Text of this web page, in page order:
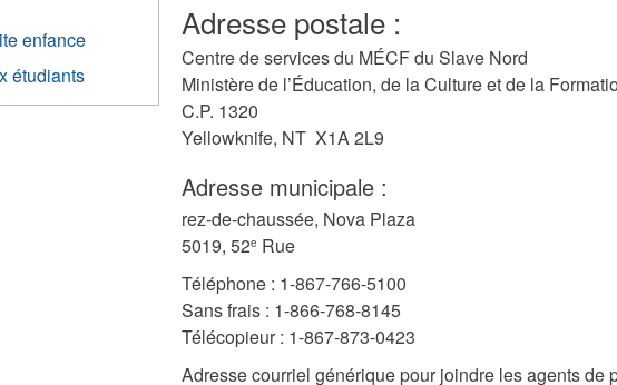
Adresse postale :
Centre de services du MÉCF du Slave Nord
Ministère de l’Éducation, de la Culture et de la
C.P. 1320
Yellowknife, NT X1A 2L9
Adresse municipale :
rez-de-chaussée, Nova Plaza
5019, 52e Rue
Téléphone : 1-867-766-5100
Sans frais : 1-866-768-8145
Télécopieur : 1-867-873-0423
Adresse courriel générique pour joindre les agents de
enfance
étudiants